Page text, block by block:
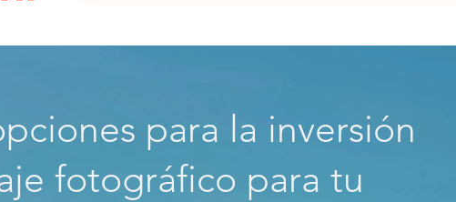
para la inversión
fotográfico para tu